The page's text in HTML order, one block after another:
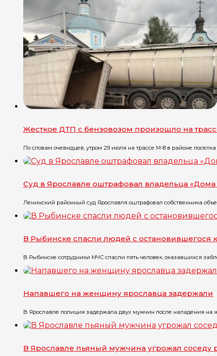
Жесткое ДТП с бензовозом произошло на
По словам очевидцев, утром 29 июля на трассе М-8 в районе поселка
Суд в Ярославле оштрафовал владельца «Дома
Ленинский районный суд Ярославля оштрафовал собственника
В Рыбинске спасли людей с остановившегося
В Рыбинске сотрудники МЧС спасли пять человек, оказавшихся
Напавшего на женщину ярославца задержали
В Ярославле полиция задержала двух мужчин после нападения на
В Ярославле пьяный мужчина угрожал соседу